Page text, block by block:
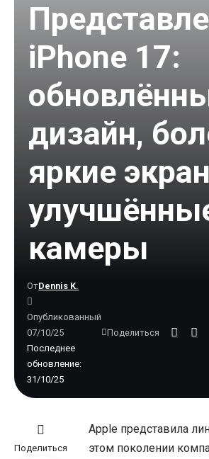
iPhone 17:
дизайн,
яркие
камеры
Последнее
обновление:
31/10/25
ОтDennis K.
Опубликованный
07/10/25
Поделиться
Поделиться
Apple представила
этом поколении